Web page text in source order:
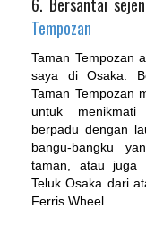
Tempozan
Taman Tempozan
saya di Osaka.
Taman Tempozan
untuk
berpadu dengan
bangu-bangku
taman, atau juga
Teluk Osaka dari
Ferris Wheel.